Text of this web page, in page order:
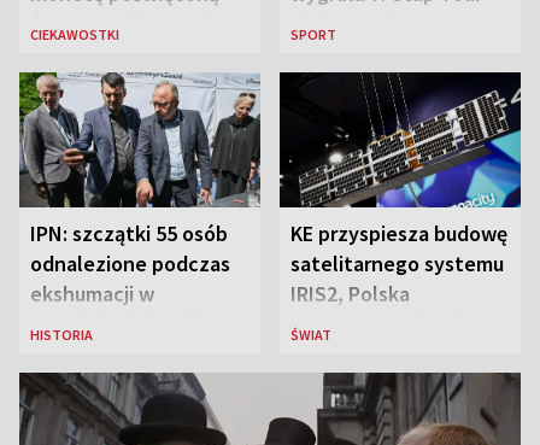
św. Janowi Pawłowi II
CIEKAWOSTKI
de France i została
SPORT
IPN: szczątki 55 osób
odnalezione podczas
ekshumacji w
Ostrówkach i Woli
HISTORIA
KE przyspiesza budowę
satelitarnego systemu
IRIS2, Polska
przeznaczy 656 mln
ŚWIAT